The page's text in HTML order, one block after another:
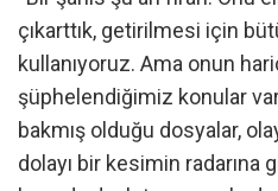
çıkarttık, getirilmesi için
kullanıyoruz. Ama onun
şüphelendiğimiz konular
bakmış olduğu dosyalar,
dolayı bir kesimin radarına